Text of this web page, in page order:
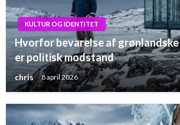
KULTUR OG IDENTITET
Hvorfor bevarelse af
er politisk modstand
chris 8 april 2026